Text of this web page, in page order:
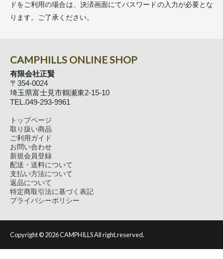
ドをご利用の場合は、決済画面にてパスワードの入力が必要とな
ります。ご了承ください。
CAMPHILLS ONLINE SHOP
有限会社正賢
〒354-0024
埼玉県富士見市鶴瀬東2-15-10
TEL.049-293-9961
トップページ
取り扱い商品
ご利用ガイド
お問い合わせ
新規会員登録
配送・送料について
支払い方法について
返品について
特定商取引法に基づく表記
プライバシーポリシー
Copyright ©2026 CAMPHILLS All right.reserved.